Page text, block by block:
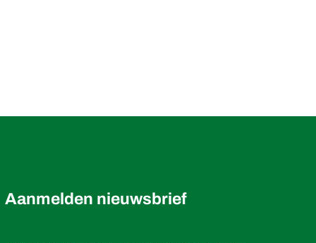
Aanmelden nieuwsbrief